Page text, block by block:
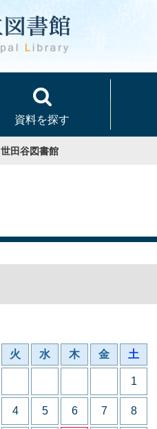
資料を探す
世田谷図書館
火 水 木 金 土
1
4 5 6 7 8